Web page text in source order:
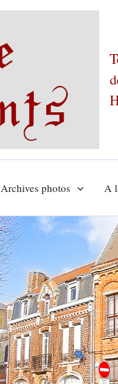
Archives photos A